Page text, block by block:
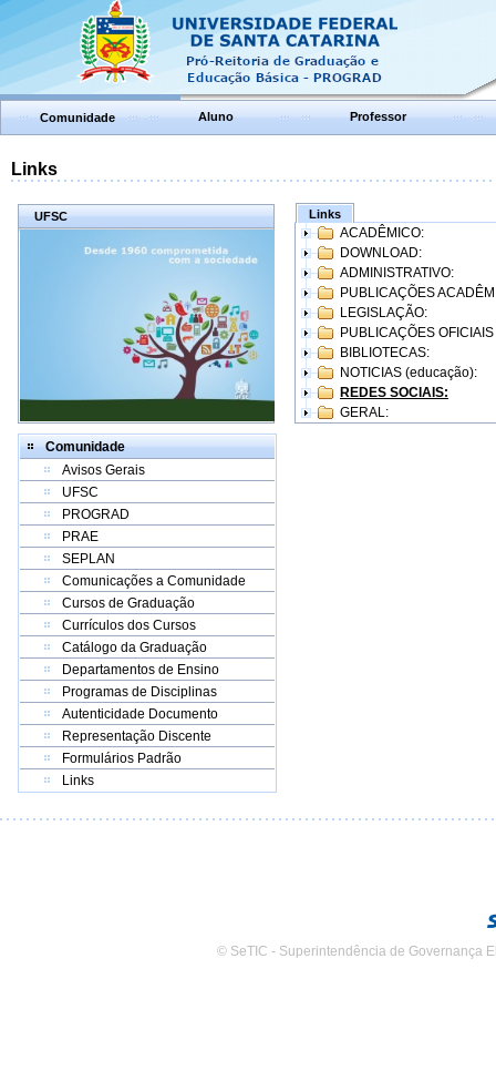
Comunidade Aluno Professor
Links
UFSC
Comunidade
Avisos Gerais
UFSC
PROGRAD
PRAE
SEPLAN
Comunicações a Comunidade
Cursos de Graduação
Currículos dos Cursos
Catálogo da Graduação
Departamentos de Ensino
Programas de Disciplinas
Autenticidade Documento
Representação Discente
Formulários Padrão
Links
Links
ACADÊMICO:
DOWNLOAD:
ADMINISTRATIVO:
PUBLICAÇÕES
LEGISLAÇÃO:
PUBLICAÇÕES
BIBLIOTECAS:
NOTICIAS (educação):
REDES SOCIAIS:
GERAL:
© SeTIC - Superintendência de Governança